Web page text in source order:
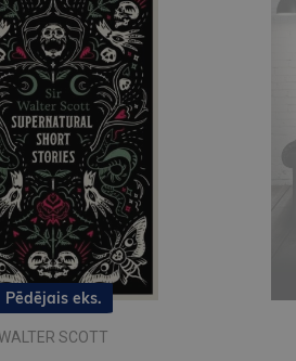
Pēdējais eks.
SCOTT